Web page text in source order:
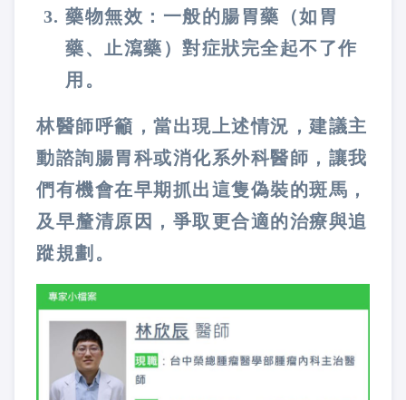
藥物無效：一般的腸胃藥（如胃
藥、止瀉藥）對症狀完全起不了作
用。
林醫師呼籲，當出現上述情況，建議主
動諮詢腸胃科或消化系外科醫師，讓我
們有機會在早期抓出這隻偽裝的斑馬，
及早釐清原因，爭取更合適的治療與追
蹤規劃。